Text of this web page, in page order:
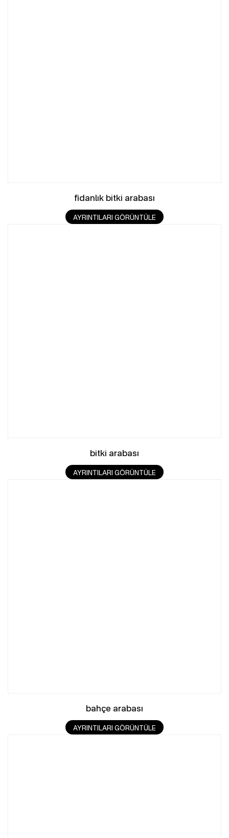
fidanlık bitki arabası
AYRINTILARI GÖRÜNTÜLE
bitki arabası
AYRINTILARI GÖRÜNTÜLE
bahçe arabası
AYRINTILARI GÖRÜNTÜLE